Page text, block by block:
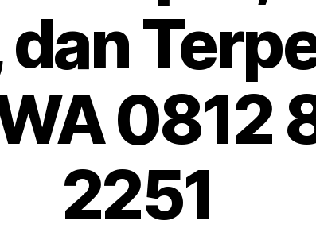
0812
2251